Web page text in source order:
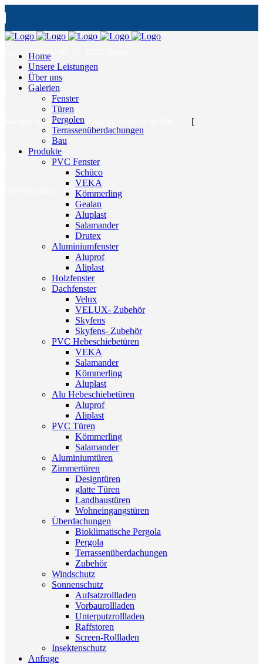
August- Bebel- Str. 36, 32257 Bünde
Mo.-Do. 8:30- 17:00 Uhr und Fr. 8:30- 14:30 Uhr [
+49 (0) 5223 65 34 900
Home
Unsere Leistungen
Über uns
Galerien
Fenster
Türen
Pergolen
Terrassenüberdachungen
Bau
Produkte
PVC Fenster
Schüco
VEKA
Kömmerling
Gealan
Aluplast
Salamander
Drutex
Aluminiumfenster
Aluprof
Aliplast
Holzfenster
Dachfenster
Velux
VELUX- Zubehör
Skyfens
Skyfens- Zubehör
PVC Hebeschiebetüren
VEKA
Salamander
Kömmerling
Aluplast
Alu Hebeschiebetüren
Aluprof
Aliplast
PVC Türen
Kömmerling
Salamander
Aluminiumtüren
Zimmertüren
Designtüren
glatte Türen
Landhaustüren
Wohneingangstüren
Überdachungen
Bioklimatische Pergola
Pergola
Terrassenüberdachungen
Zubehör
Windschutz
Sonnenschutz
Aufsatzrollladen
Vorbaurollladen
Unterputzrollladen
Raffstoren
Screen-Rollladen
Insektenschutz
Anfrage